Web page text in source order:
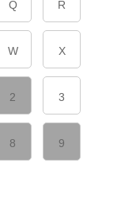
Q R
W X
2 3
8 9